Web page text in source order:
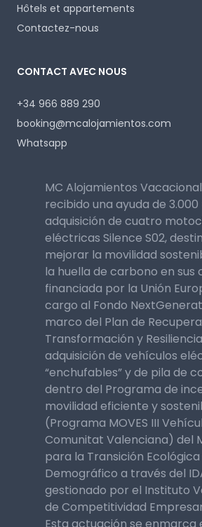
Hôtels et appartements
Contactez-nous
CONTACT AVEC NOUS
+34 966 889 290
booking@mcalojamientos.com
Whatsapp
MC Alojamientos
recibido una ayuda de
adquisición de cuatro
eléctricas Silence S02,
mejorar la movilidad
la huella de carbono en sus
financiada por la Unión
cargo al Fondo
marco del Plan de
Transformación y
adquisición de vehículos
“enchufables” y de pila de
dentro del Programa de
movilidad eficiente y
(Programa MOVES III
Comunitat Valenciana) del
para la Transición
Demográfico a través del
gestionado por el Instituto
de Competitividad
Esta actuación se enmarca